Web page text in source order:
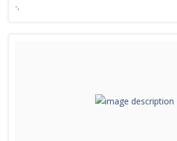
-,